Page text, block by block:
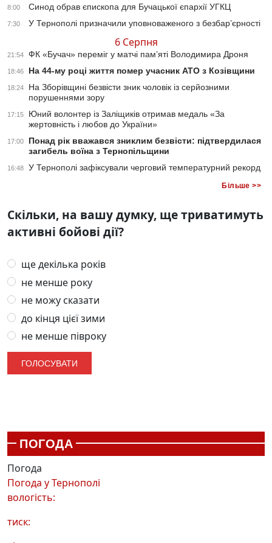
8:00 Синод обрав єпископа для Бучацької єпархії УГКЦ
7:30 У Тернополі призначили уповноваженого з безбар’єрності
6 Серпня
21:54 ФК «Бучач» переміг у матчі пам’яті Володимира Дроня
18:46 На 44-му році життя помер учасник АТО з Козівщини
18:24
На Зборівщині безвісти зник чоловік із серйозними
порушеннями зору
17:15
Юний волонтер із Заліщиків отримав медаль «За
жертовність і любов до України»
17:00
Понад рік вважався зниклим безвісти: підтвердилася
загибель воїна з Тернопільщини
16:48 У Тернополі зафіксували черговий температурний рекорд
Більше >>
Скільки, на вашу думку, ще триватимуть
активні бойові дії?
ще декілька років
не менше року
не можу сказати
до кінця цієї зими
не менше півроку
ПОГОДА
Погода
Погода уТернополі
вологість:
тиск: